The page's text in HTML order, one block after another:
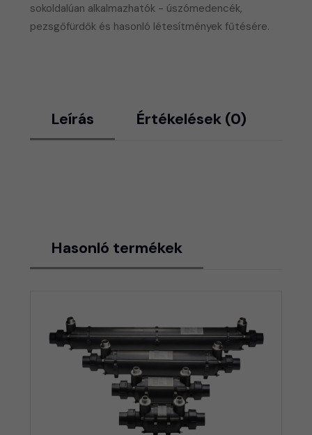
sokoldalúan alkalmazhatók - úszómedencék,
pezsgőfürdők és hasonló létesítmények fűtésére.
Leírás Értékelések (0)
Hasonló termékek